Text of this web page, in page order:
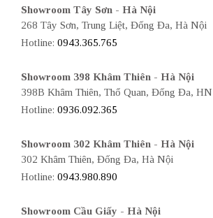
Showroom Tây Sơn - Hà Nội
268 Tây Sơn, Trung Liệt, Đống Đa, Hà Nội
Hotline: 0943.365.765
Showroom 398 Khâm Thiên - Hà Nội
398B Khâm Thiên, Thổ Quan, Đống Đa, HN
Hotline: 0936.092.365
Showroom 302 Khâm Thiên - Hà Nội
302 Khâm Thiên, Đống Đa, Hà Nội
Hotline: 0943.980.890
Showroom Cầu Giấy - Hà Nội